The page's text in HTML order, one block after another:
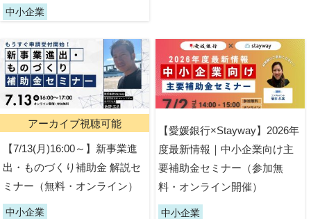
中小企業
アーカイブ視聴可能
【7/13(月)16:00～】新事業進
出・ものづくり補助金 解説セ
ミナー（無料・オンライン）
中小企業
【愛媛銀行×Stayway】2026年
度最新情報｜中小企業向け主
要補助金セミナー（参加無
料・オンライン開催）
中小企業